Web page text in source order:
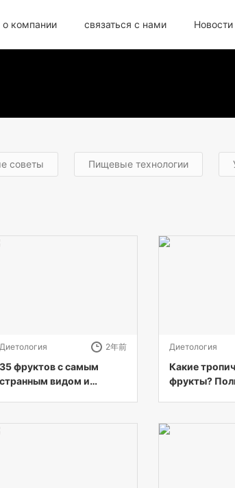
о компании связаться с нами
советы Пищевые технологии
Диетология 2年前
35 фруктов с самым
странным видом и
Диетология
Какие
фрукты?